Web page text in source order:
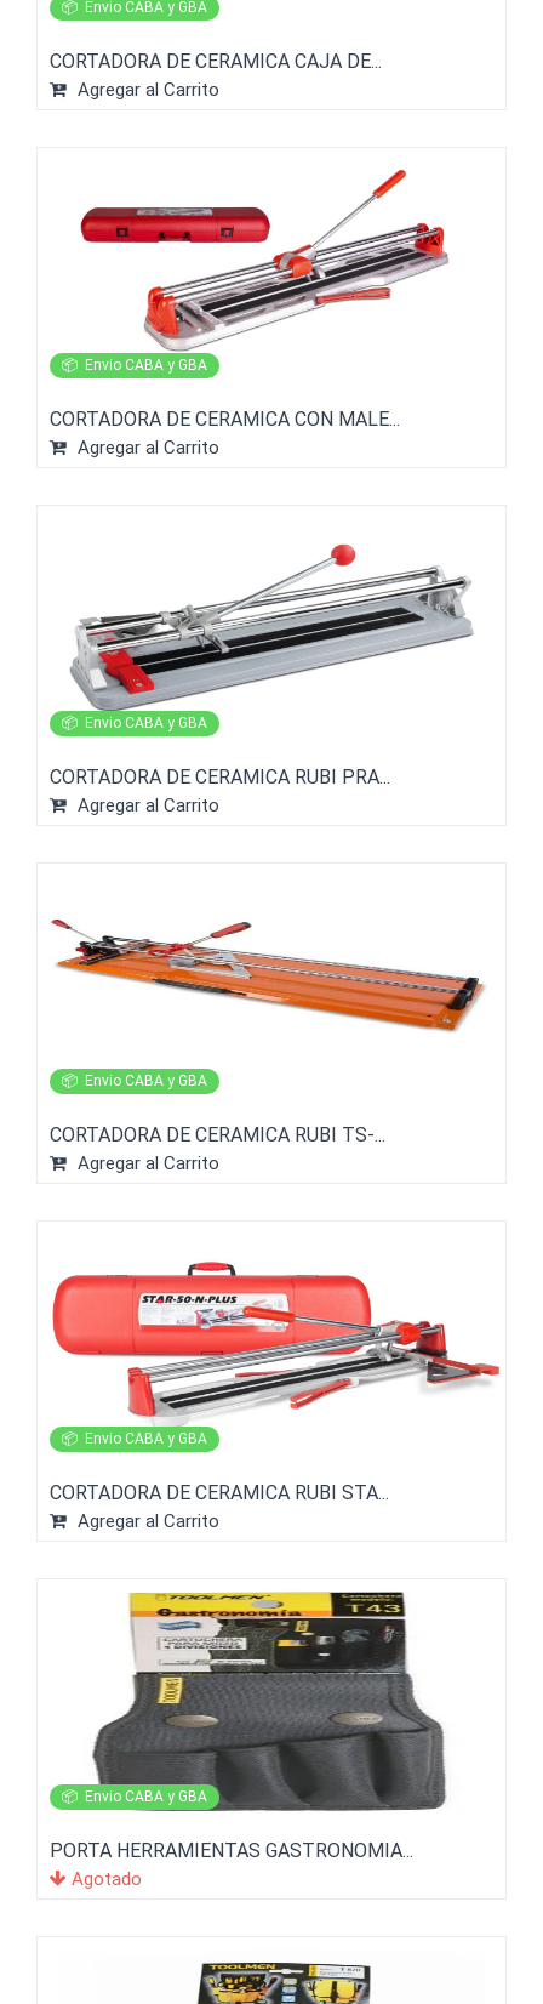
📦 Envio CABA y GBA
CORTADORA DE CERAMICA CAJA DE...
Agregar al Carrito
📦 Envio CABA y GBA
CORTADORA DE CERAMICA CON MALE...
Agregar al Carrito
📦 Envio CABA y GBA
CORTADORA DE CERAMICA RUBI PRA...
Agregar al Carrito
📦 Envio CABA y GBA
CORTADORA DE CERAMICA RUBI TS-...
Agregar al Carrito
📦 Envio CABA y GBA
CORTADORA DE CERAMICA RUBI STA...
Agregar al Carrito
📦 Envio CABA y GBA
PORTA HERRAMIENTAS GASTRONOMIA...
Agotado